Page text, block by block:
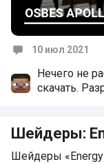
10 июл 2021
Нечего не
скачать.
Шейдеры:
Шейдеры